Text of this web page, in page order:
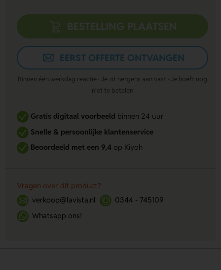
BESTELLING PLAATSEN
EERST OFFERTE ONTVANGEN
Binnen één werkdag reactie · Je zit nergens aan vast · Je hoeft nog
niet te betalen
Gratis digitaal voorbeeldbinnen 24 uur
Snelle & persoonlijke klantenservice
Beoordeeld met een 9,4op Kiyoh
Vragen over dit product?
verkoop@lavista.nl
0344 - 745109
Whatsapp ons!